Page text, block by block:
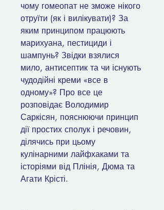
чому гомеопат не зможе нікого
отруїти (як і вилікувати)? За
яким принципом працюють
марихуана, пестициди і
шампунь? Звідки взялися
мило, антисептик та чи існують
чудодійні креми «все в
одному»? Про все це
розповідає Володимир
Саркісян, пояснюючи принцип
дії простих сполук і речовин,
ділячись при цьому
кулінарними лайфхаками та
історіями від Плінія, Дюма та
Агати Крісті.